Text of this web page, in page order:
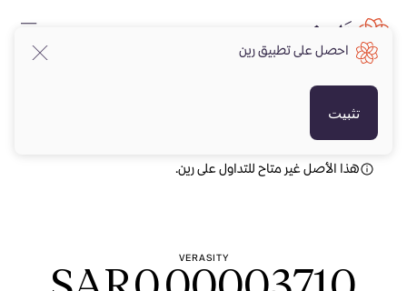
هذا الأصل غير متاح للتداول على رين.
VERASITY
احصل على تطبيق رين
تثبيت